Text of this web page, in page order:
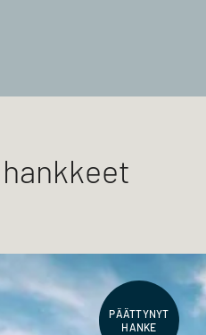
PÄÄTTYNYT
HANKE